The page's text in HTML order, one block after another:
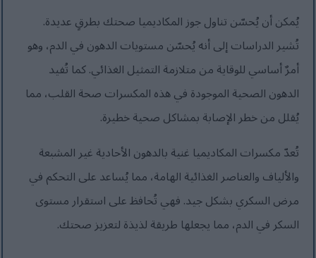
يُمكن أن يُحسّن تناول جوز المكاديميا صحتك بطرقٍ عديدة.
تُشير الدراسات إلى أنه يُحسّن مستويات الدهون في الدم، وهو
أمرٌ أساسي للوقاية من متلازمة التمثيل الغذائي. كما تُفيد
الدهون الصحية الموجودة في هذه المكسرات صحة القلب، مما
يُقلل من خطر الإصابة بمشاكل صحية خطيرة.
تُعدّ مكسرات المكاديميا غنية بالدهون الأحادية غير المشبعة
والألياف والعناصر الغذائية الهامة، مما يُساعد على التحكم في
مرض السكري بشكل جيد. فهي تُحافظ على استقرار مستوى
السكر في الدم، مما يجعلها طريقة لذيذة لتعزيز صحتك.